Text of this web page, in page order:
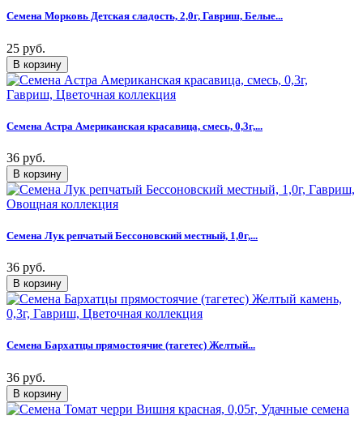
Семена Морковь Детская сладость, 2,0г, Гавриш, Белые...
25 руб.
Семена Астра Американская красавица, смесь, 0,3г,...
36 руб.
Семена Лук репчатый Бессоновский местный, 1,0г,...
36 руб.
Семена Бархатцы прямостоячие (тагетес) Желтый...
36 руб.